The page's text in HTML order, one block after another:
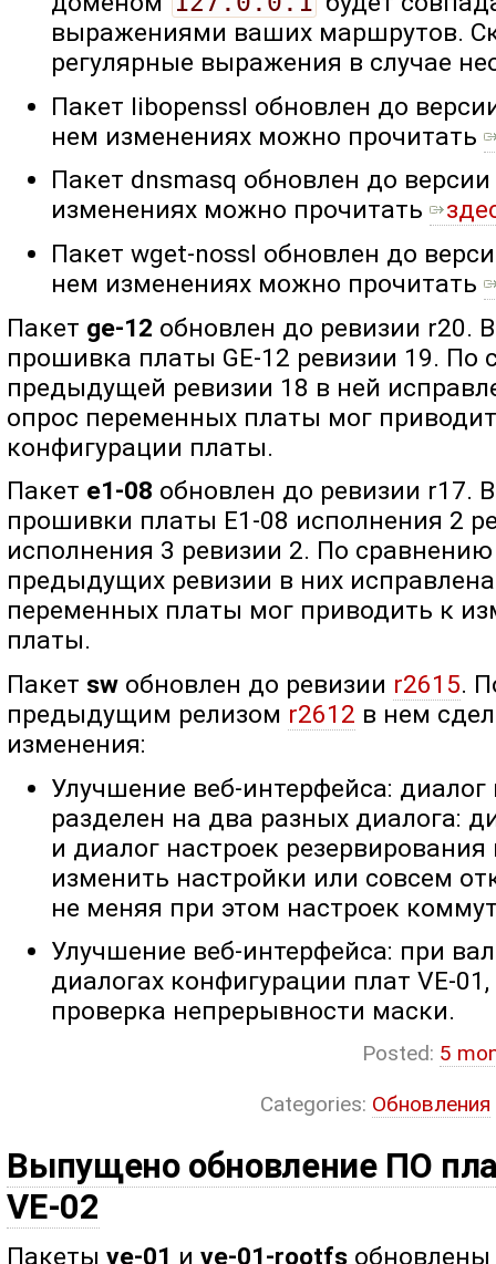
выражениями ваших маршрутов.
регулярные выражения в случае
Пакет libopenssl обновлен до
нем изменениях можно прочитать
Пакет dnsmasq обновлен до
изменениях можно прочитать
Пакет wget-nossl обновлен до
нем изменениях можно прочитать
Пакет ge-12 обновлен до ревизии r20.
прошивка платы GE-12 ревизии 19.
предыдущей ревизии 18 в ней
опрос переменных платы мог
конфигурации платы.
Пакет e1-08 обновлен до ревизии r17.
прошивки платы E1-08 исполнения 2
исполнения 3 ревизии 2. По
предыдущих ревизии в них
переменных платы мог приводить к
платы.
Пакет sw обновлен до ревизии r2615.
предыдущим релизом r2612 в нем
изменения:
Улучшение веб-интерфейса:
разделен на два разных диалога:
и диалог настроек
изменить настройки или совсем
не меняя при этом настроек
Улучшение веб-интерфейса: при
диалогах конфигурации плат VE-
проверка непрерывности маски.
Posted: 5
Categories: Обновления
Выпущено обновление ПО
VE-02
Пакетыve-01 иve-01-rootfs